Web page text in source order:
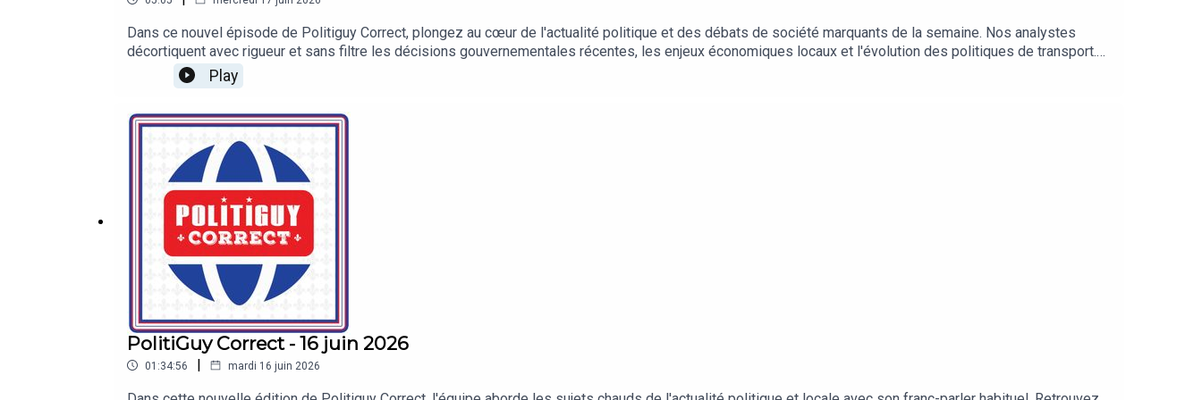
Dans ce nouvel épisode de Politiguy Correct, plongez au cœur de l'actualité politique et des débats de société marquants de la semaine. Nos analystes
décortiquent avec rigueur et sans filtre les décisions gouvernementales récentes, les enjeux économiques locaux et l'évolution des politiques de transport.
Entre discussions animées et analyses pointues, nous vous offrons un regard éclairé sur les dynamiques de notre société afin de mieux comprendre le
monde qui nous entoure. Ne manquez pas ce rendez-vous incontournable pour rester informé et stimuler votre réflexion sur les grands enjeux contemporains.
Play
PolitiGuy Correct - 16 juin 2026
01:34:56 | mardi 16 juin 2026